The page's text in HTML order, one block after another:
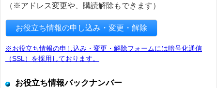
（※アドレス変更や、購読解除もできます）
お役立ち情報の申し込み・変更・解除
※お役立ち情報の申し込み・変更・解除フォームには暗号化通信
（SSL）を採用しております。
お役立ち情報バックナンバー